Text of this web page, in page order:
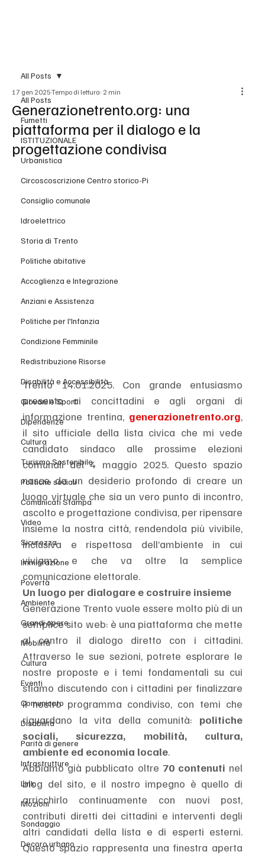
All Posts
Fumetti
ISTITUZIONALE
Urbanistica
Circoscoscrizione Centro storico-Pi
Consiglio comunale
Idroelettrico
Storia di Trento
Politiche abitative
Accoglienza e Integrazione
Anziani e Assistenza
Politiche per l'Infanzia
Condizione Femminile
Redistribuzione Risorse
Disabilità e Accessibilità
Giovani e Sport
Dipendenze
Cultura
Turismo Sostenibile
Politiche sociali
Comunicati Stampa
Video
Sicurezza
Immigrazione
Povertà
Ambiente
Grandi opere
Mobilità
Cultura
Eventi
Comunicato
Disabilità
Parità di genere
Infrastrutture
Link
Mozioni
Sondaggio
Decoro urbano
All Posts
Generazionetrento.org: una
piattaforma per il dialogo e la
progettazione condivisa
17 gen 2025Tempo di lettura: 2 min
Trento 14.01.2025. Con grande entusiasmo
presento ai concittadini e agli organi di
informazione trentina, generazionetrento.org,
il sito ufficiale della lista civica che mi vede
candidato sindaco alle prossime elezioni
comunali del 4 maggio 2025. Questo spazio
nasce da un desiderio profondo di creare un
luogo virtuale che sia un vero punto di incontro,
ascolto e progettazione condivisa, per ripensare
insieme la nostra città, rendendola più vivibile,
inclusiva e rispettosa dell’ambiente in cui
viviamo e che va oltre la semplice
comunicazione elettorale.
Un luogo per dialogare e costruire insieme
Generazione Trento vuole essere molto più di un
semplice sito web: è una piattaforma che mette
al centro il dialogo diretto con i cittadini.
Attraverso le sue sezioni, potrete esplorare le
nostre proposte e i temi fondamentali su cui
stiamo discutendo con i cittadini per finalizzare
il nostro programma condiviso, con temi che
riguardano la vita della comunità: politiche
sociali, sicurezza, mobilità, cultura,
ambiente ed economia locale.
Abbiamo già pubblicato oltre 70 contenuti nel
blog del sito, e il nostro impegno è quello di
arricchirlo continuamente con nuovi post,
contributi diretti dei cittadini e interventi degli
altri candidati della lista e di esperti esterni.
Questo spazio rappresenta una finestra aperta